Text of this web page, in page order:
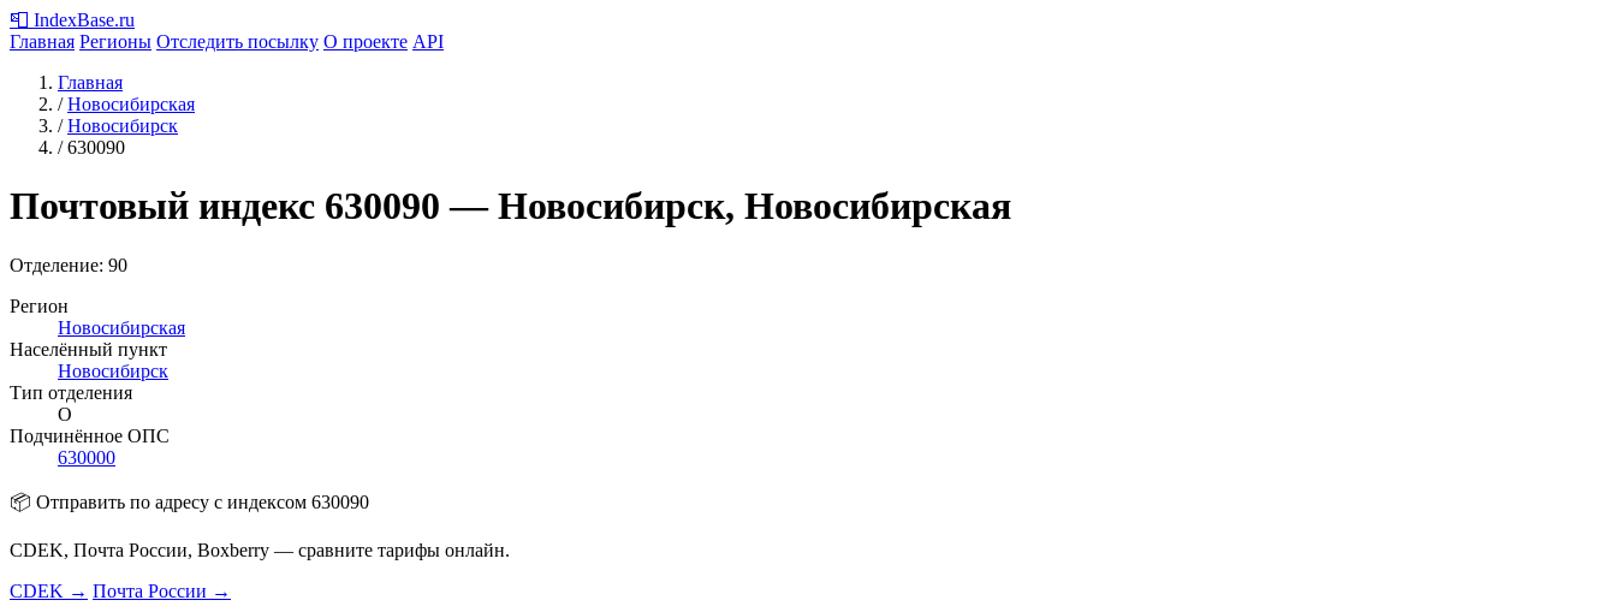
📮 IndexBase.ru
Главная Регионы Отследить посылку О проекте API
Главная
/ Новосибирская
/ Новосибирск
/ 630090
Почтовый индекс 630090 — Новосибирск, Новосибирская
Отделение: 90
Регион
Новосибирская
Населённый пункт
Новосибирск
Тип отделения
О
Подчинённое ОПС
630000
📦 Отправить по адресу с индексом 630090
CDEK, Почта России, Boxberry — сравните тарифы онлайн.
CDEK → Почта России →